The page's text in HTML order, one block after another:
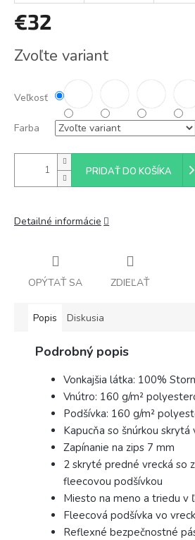
€32
cena:
Zvoľte variant
Veľkosť
Farba
PRIDAŤ DO KOŠÍKA
Detailné informácie
OPÝTAŤ SA ZDIEĽAŤ
Popis Diskusia
Podrobný popis
Vonkajšia látka: 100%
Vnútro: 160 g/m²
Podšívka: 160 g/m²
Kapucňa so šnúrkou skrytá
Zapínanie na zips 7 mm
2 skryté predné vrecká so
fleecovou podšívkou
Miesto na meno a triedu v
Fleecová podšívka vo
Reflexné bezpečnostné